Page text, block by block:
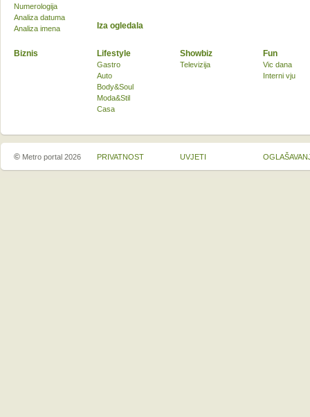
Biznis Lifestyle
Gastro
Auto
Body&Soul
Moda&Stil
Casa
Showbiz
Televizija
Fun
Vic dana
Interni vju
Numerologija
Analiza datuma
Analiza imena
Iza ogledala
© Metro portal 2026 PRIVATNOST UVJETI